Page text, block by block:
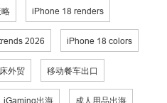
iPhone 18 renders
2026 iPhone 18 colors
外贸 移动餐车出口
iGaming出海 成人用品出海